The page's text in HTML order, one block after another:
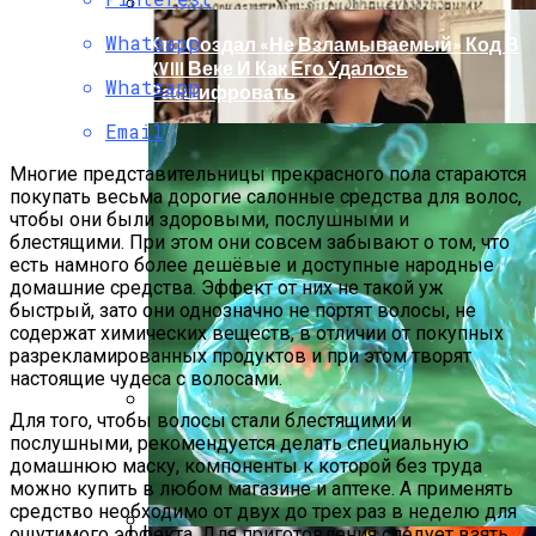
Раскрась Свой Год: Какой Цвет
Принесет Тебе Успех В 2026 Году По
Знаку Зодиака
Кто Создал «не Взламываемый» Код В
XVIII Веке И Как Его Удалось
Расшифровать
Whatsapp
Whatsapp
Email
Многие представительницы прекрасного пола стараются
покупать весьма дорогие салонные средства для волос,
чтобы они были здоровыми, послушными и
блестящими. При этом они совсем забывают о том, что
есть намного более дешёвые и доступные народные
домашние средства. Эффект от них не такой уж
быстрый, зато они однозначно не портят волосы, не
содержат химических веществ, в отличии от покупных
разрекламированных продуктов и при этом творят
настоящие чудеса с волосами.
Для того, чтобы волосы стали блестящими и
послушными, рекомендуется делать специальную
домашнюю маску, компоненты к которой без труда
можно купить в любом магазине и аптеке. А применять
средство необходимо от двух до трех раз в неделю для